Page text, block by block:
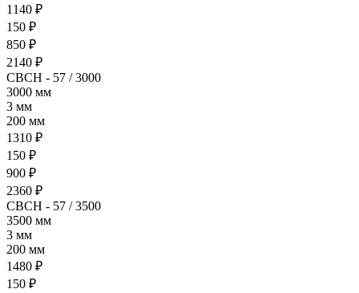
1140 ₽
150 ₽
850 ₽
2140 ₽
СВСН - 57 / 3000
3000 мм
3 мм
200 мм
1310 ₽
150 ₽
900 ₽
2360 ₽
СВСН - 57 / 3500
3500 мм
3 мм
200 мм
1480 ₽
150 ₽